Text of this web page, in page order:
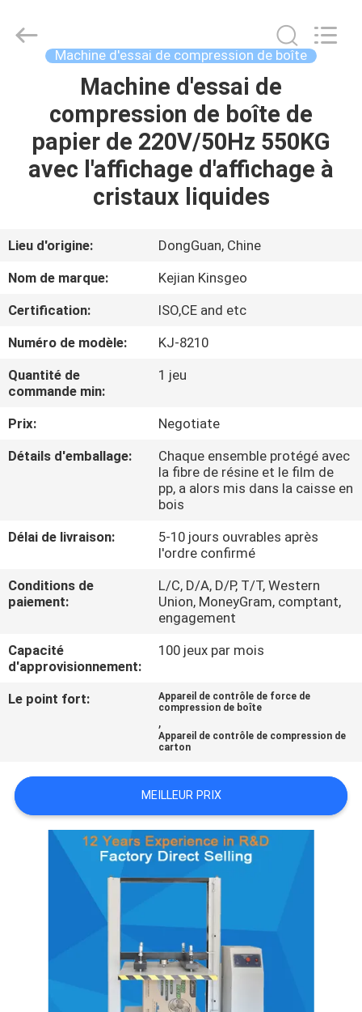
MAISON
DES
PRODUITS
SUJET
DE
NOUS
VISITE
D'USINE
CONTRÔLE
DE
CONTACTEZ-
DEMANDEZ
UNE
CITATION
SITE
PRIVACY
POLICY
INSTRUMENT
CO.,LTD.
Machine d'essai de compression de boîte
Machine d'essai de
compression de boîte de
papier de 220V/50Hz 550KG
avec l'affichage d'affichage à
cristaux liquides
Lieu d'origine:
DongGuan, Chine
Nom de marque:
Kejian Kinsgeo
Certification:
ISO,CE and etc
Numéro de modèle:
KJ-8210
Quantité de
commande min:
1 jeu
Prix:
Negotiate
Détails d'emballage:
Chaque ensemble protégé avec
la fibre de résine et le film de
pp, a alors mis dans la caisse en
bois
Délai de livraison:
5-10 jours ouvrables après
l'ordre confirmé
Conditions de
paiement:
L/C, D/A, D/P, T/T, Western
Union, MoneyGram, comptant,
engagement
Capacité
d'approvisionnement:
100 jeux par mois
Le point fort:
Appareil de contrôle de force de
compression de boîte
,
Appareil de contrôle de compression de
carton
MEILLEUR PRIX